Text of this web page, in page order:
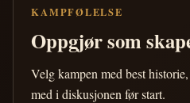
KAMPFØLELSE
Oppgjør som
Velg kampen med best
med i diskusjonen før start.